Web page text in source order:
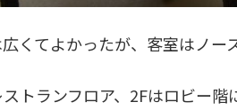
くてよかったが、客室はノー
トランフロア、2Fはロビー